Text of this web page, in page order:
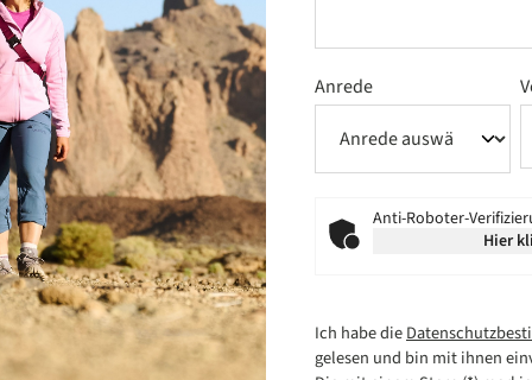
Anrede
Anti-Roboter-
Hier
Ich habe die
gelesen und bin mit ihnen